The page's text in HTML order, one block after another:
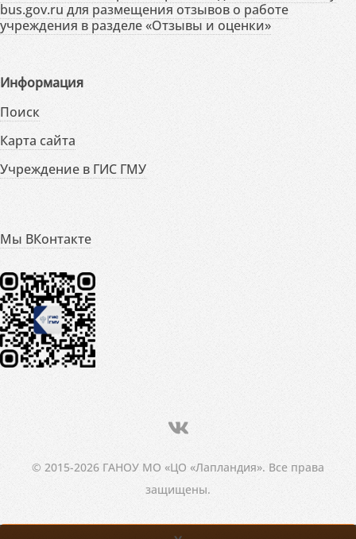
bus.gov.ru для размещения отзывов о работе
учреждения в разделе «Отзывы и оценки»
Информация
Поиск
Карта сайта
Учреждение в ГИС ГМУ
Мы ВКонтакте
© 2015-2026 ГАНОУ МО «ЦО «Лапландия». Все права
защищены.